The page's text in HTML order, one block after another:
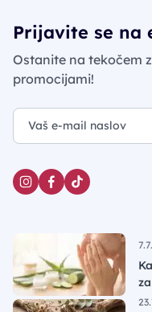
Prijavite se na
Ostanite na tekočem
promocijami!